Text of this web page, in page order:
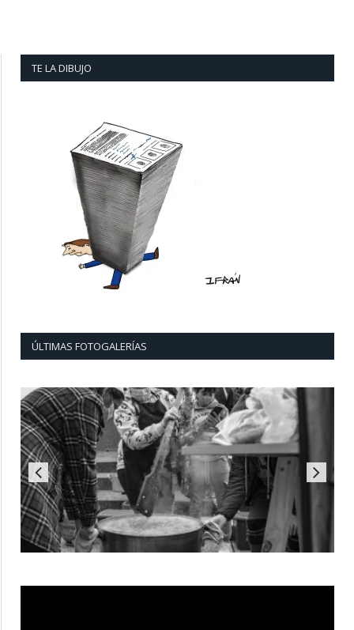
TE LA DIBUJO
ÚLTIMAS FOTOGALERÍAS